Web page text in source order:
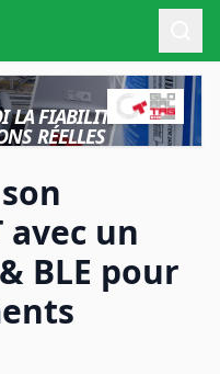
LA FIABILITÉ NE SE
RÉELLES
un
BLE pour